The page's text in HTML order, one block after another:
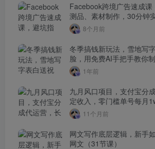
Facebook跨境广告速成课
测品、素材制作，30分钟
单出单8个月前
冬季搞钱新玩法，雪地写
脸，用免费AI手把手教你
3.5w，接单到手软
1年前
九月风口项目，支付宝分
定收入，零门槛单号每月
11个月前
网文写作底层逻辑，新手
网文（31节课）